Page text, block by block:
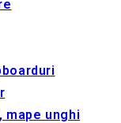
mape unghi